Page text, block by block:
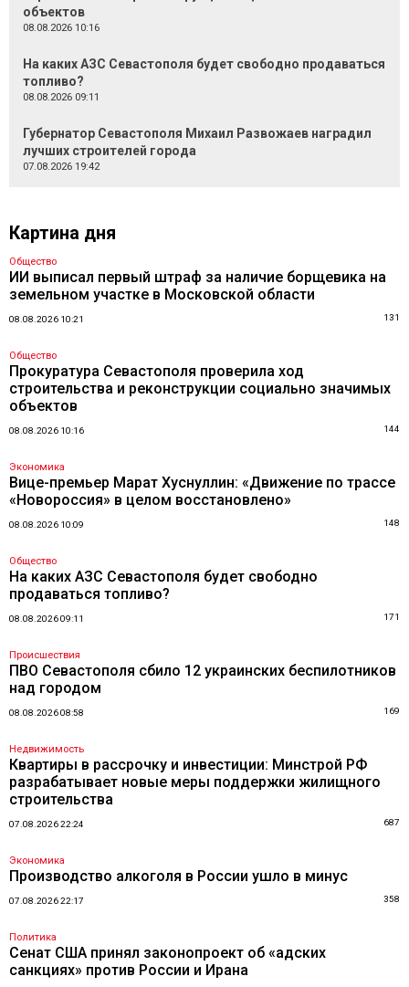
объектов
08.08.2026 10:16
На каких АЗС Севастополя будет свободно продаваться
топливо?
08.08.2026 09:11
Губернатор Севастополя Михаил Развожаев наградил
лучших строителей города
07.08.2026 19:42
Картина дня
Общество
ИИ выписал первый штраф за наличие борщевика на
земельном участке в Московской области
08.08.2026 10:21 131
Общество
Прокуратура Севастополя проверила ход
строительства и реконструкции социально значимых
объектов
08.08.2026 10:16 144
Экономика
Вице-премьер Марат Хуснуллин: «Движение по трассе
«Новороссия» в целом восстановлено»
08.08.2026 10:09 148
Общество
На каких АЗС Севастополя будет свободно
продаваться топливо?
08.08.2026 09:11 171
Происшествия
ПВО Севастополя сбило 12 украинских беспилотников
над городом
08.08.2026 08:58 169
Недвижимость
Квартиры в рассрочку и инвестиции: Минстрой РФ
разрабатывает новые меры поддержки жилищного
строительства
07.08.2026 22:24 687
Экономика
Производство алкоголя в России ушло в минус
07.08.2026 22:17 358
Политика
Сенат США принял законопроект об «адских
санкциях» против России и Ирана